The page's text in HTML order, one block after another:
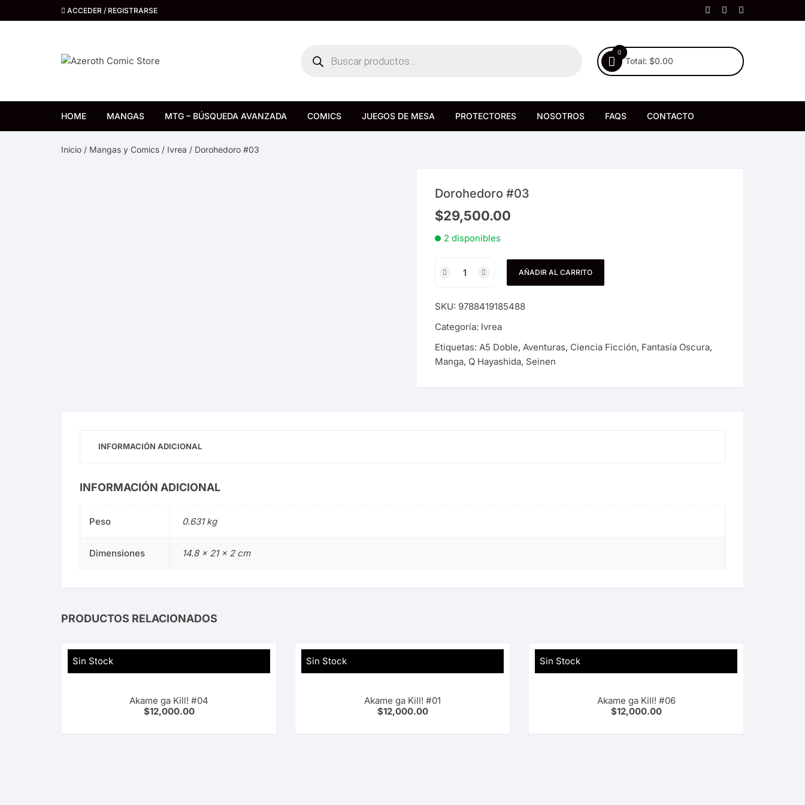
al
ACCEDER / REGISTRARSE
0
Total: $0.00
HOME MANGAS
Distrito Manga
MTG – BÚSQUEDA AVANZADA COMICS JUEGOS DE MESA PROTECTORES NOSOTROS FAQS CONTACTO
Inicio / Mangas y Comics / Ivrea / Dorohedoro #03
Dorohedoro #03
$29,500.00
2 disponibles
#03
AÑADIR AL CARRITO
SKU: 9788419185488
Categoría: Ivrea
Etiquetas: A5 Doble, Aventuras, Ciencia Ficción, Fantasía Oscura,
Manga, Q Hayashida, Seinen
INFORMACIÓN ADICIONAL
INFORMACIÓN ADICIONAL
Peso 0.631 kg
Dimensiones 14.8 × 21 × 2 cm
PRODUCTOS RELACIONADOS
Sin Stock
Akame ga Kill! #04
$12,000.00
Sin Stock
Akame ga Kill! #01
$12,000.00
Sin Stock
Akame ga Kill! #06
$12,000.00